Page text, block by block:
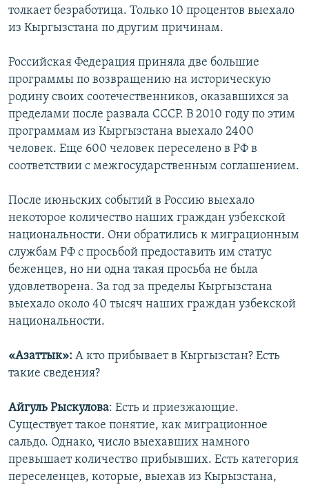
толкает безработица. Только 10 процентов выехало
из Кыргызстана по другим причинам.
Российская Федерация приняла две большие
программы по возвращению на историческую
родину своих соотечественников, оказавшихся за
пределами после развала СССР. В 2010 году по этим
программам из Кыргызстана выехало 2400
человек. Еще 600 человек переселено в РФ в
соответствии с межгосударственным соглашением.
После июньских событий в Россию выехало
некоторое количество наших граждан узбекской
национальности. Они обратились к миграционным
службам РФ с просьбой предоставить им статус
беженцев, но ни одна такая просьба не была
удовлетворена. За год за пределы Кыргызстана
выехало около 40 тысяч наших граждан узбекской
национальности.
«Азаттык»: А кто прибывает в Кыргызстан? Есть
такие сведения?
Айгуль Рыскулова: Есть и приезжающие.
Существует такое понятие, как миграционное
сальдо. Однако, число выехавших намного
превышает количество прибывших. Есть категория
переселенцев, которые, выехав из Кырызстана,